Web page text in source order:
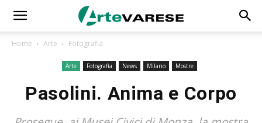
Home Arte Fotografia
Arte Fotografia News Milano Mostre
Pasolini. Anima e Corpo